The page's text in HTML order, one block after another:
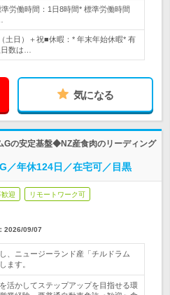
労働時間：1日8時間* 標準労働時間
土日）＋祝■休暇：* 年末年始休暇* 有
数は…
気になる
Gの安定基盤◆NZ産食肉のリーディング
／年休124日／在宅可／目黒
迎 リモートワーク可
2026/09/07
、ニュージーランド産「チルドラム
ます。
活かしてステップアップを目指せる環